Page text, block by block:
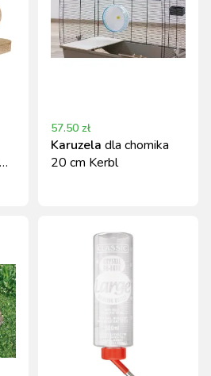
57.50 zł
Karuzela dla chomika
20 cm Kerbl